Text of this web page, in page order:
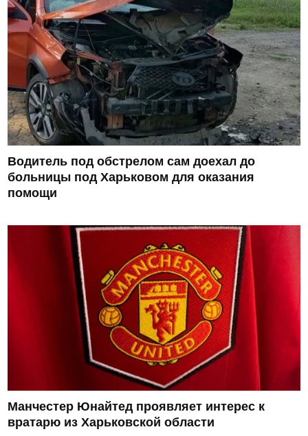
Водитель под обстрелом сам доехал до
больницы под Харьковом для оказания
помощи
Манчестер Юнайтед проявляет интерес к
вратарю из Харьковской области